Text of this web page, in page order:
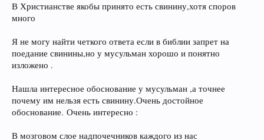
В Христианстве якобы принято есть свинину,хотя споров
много
Я не могу найти четкого ответа если в библии запрет на
поедание свинины,но у мусульман хорошо и понятно
изложено .
Нашла интересное обоснование у мусульман ,а точнее
почему им нельзя есть свинину.Очень достойное
обоснование. Очень интересно :
В мозговом слое надпочечников каждого из нас